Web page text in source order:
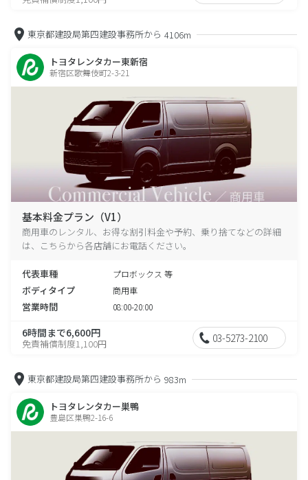
東京都建設局第四建設事務所から 4106m
トヨタレンタカー東新宿
新宿区歌舞伎町2-3-21
基本料金プラン（V1）
商用車のレンタル、お得な割引料金や予約、乗り捨てなどの詳細
は、こちらから各店舗にお電話ください。
代表車種 プロボックス 等
ボディタイプ 商用車
営業時間 08:00-20:00
6時間まで6,600円
免責補償制度1,100円 03-5273-2100
東京都建設局第四建設事務所から 983m
トヨタレンタカー巣鴨
豊島区巣鴨2-16-6